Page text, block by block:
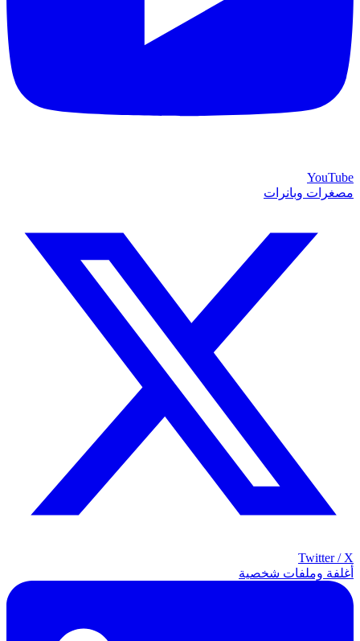
YouTube
مصغرات وبانرات
Twitter / X
أغلفة وملفات شخصية